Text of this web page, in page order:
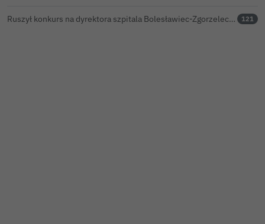
Ruszył konkurs na dyrektora szpitala Bolesławiec-Zgorzelec. Rozstrzygnięcie już w czerwcu? 121